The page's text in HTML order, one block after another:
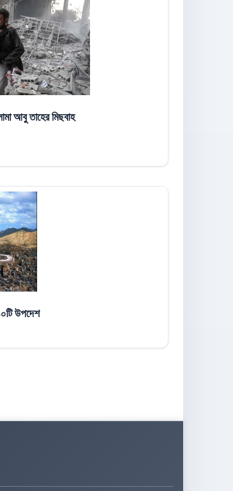
- আল্লামা আবু তাহের মিছবাহ
উপদেশ